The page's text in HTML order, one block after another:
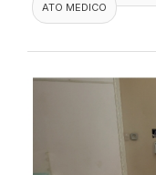
ATO MEDICO